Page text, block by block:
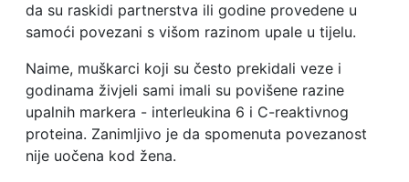
da su raskidi partnerstva ili godine provedene u
samoći povezani s višom razinom upale u tijelu.
Naime, muškarci koji su često prekidali veze i
godinama živjeli sami imali su povišene razine
upalnih markera - interleukina 6 i C-reaktivnog
proteina. Zanimljivo je da spomenuta povezanost
nije uočena kod žena.